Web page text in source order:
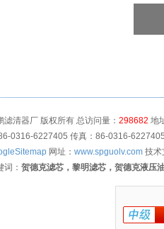
滤清器厂 版权所有 总访问量： 298682 地
0316-6227405 传真：86-0316-
网址： www.spguolv.com 技术
词： 贺德克滤芯，黎明滤芯，贺德克液压